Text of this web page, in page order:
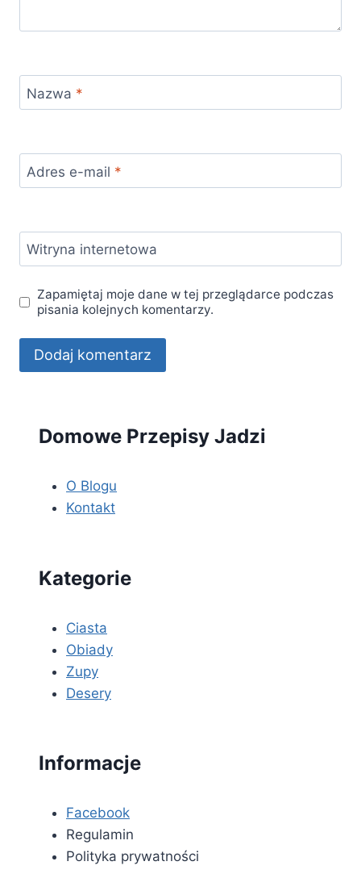
Nazwa *
Adres e-mail *
Witryna internetowa
Zapamiętaj moje dane w tej przeglądarce podczas
pisania kolejnych komentarzy.
Domowe Przepisy Jadzi
O Blogu
Kontakt
Kategorie
Ciasta
Obiady
Zupy
Desery
Informacje
Facebook
Regulamin
Polityka prywatności